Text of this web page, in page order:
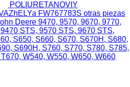
POLIURETANOVIY
FW767783S otras piezas
Deere 9470, 9570, 9670, 9770,
STS, 9570 STS, 9670 STS,
S650, S660, S670, S670H, S680,
S690H, S760, S770, S780, S785,
W540, W550, W650, W660